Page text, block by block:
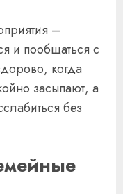
–
и пообщаться с
когда
засыпают, а
без